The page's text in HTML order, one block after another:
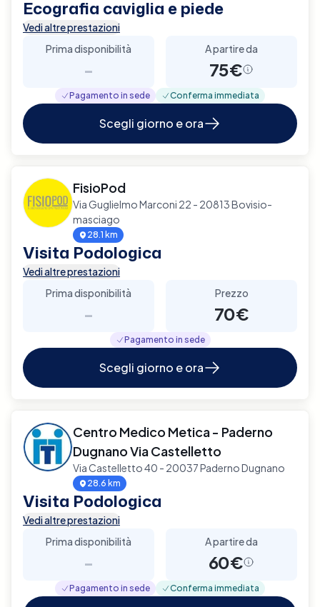
Ecografia caviglia e piede
Vedi altre prestazioni
Prima disponibilità
-
A partire da
75€
Pagamento in sede Conferma immediata
Scegli giorno e ora
FisioPod
Via Guglielmo Marconi 22 - 20813 Bovisio-
masciago
28.1 km
Visita Podologica
Vedi altre prestazioni
Prima disponibilità
-
Prezzo
70€
Pagamento in sede
Scegli giorno e ora
Centro Medico Metica - Paderno
Dugnano Via Castelletto
Via Castelletto 40 - 20037 Paderno Dugnano
28.6 km
Visita Podologica
Vedi altre prestazioni
Prima disponibilità
-
A partire da
60€
Pagamento in sede Conferma immediata